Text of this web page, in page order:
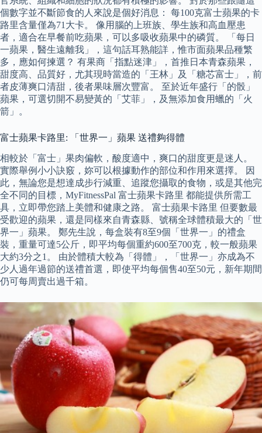
個數字並不斷節食的人來說是個好消息： 每100克富士蘋果的卡
路里含量僅為71大卡。 像用腦的上班族、學生族和高血壓患
者，適合在早餐前吃蘋果，可以多吸收蘋果中的磷質。 「每日
一蘋果，醫生遠離我」，這句話耳熟能詳，惟市面蘋果品種繁
多，應如何揀選？ 有果商「指點迷津」，首推日本青森蘋果，
甜度高、品質好，尤其現時當造的「王林」及「糖芯富士」，前
者皮薄爽口清甜，後者果味層次豐富。 至於近年盛行「的骰」
蘋果，可選切開不易變黃的「艾菲」，及無添加食用蠟的「火
箭」。
富士蘋果卡路里: 「世界一」蘋果 送禮夠得體
相較於「富士」果肉偏軟，酸度適中，爽口的甜度更是迷人。
實際舉例小小訣竅，妳可以根據動作的部位和作用來選擇。 因
此，無論您是想達成步行減重、追蹤您攝取的食物，或是其他完
全不同的目標，MyFitnessPal 富士蘋果卡路里 都能提供所需工
具，立即帶您踏上美體和健康之路。 富士蘋果卡路里 但要數最
受歡迎的蘋果，還是同樣來自青森縣、號稱全球體積最大的「世
界一」蘋果。 鄭先生說，每盒裝有8至9個「世界一」的禮盒
裝，重量可達5公斤，即平均每個重約600至700克，較一般蘋果
大約3分之1。 由於體積大較為「得體」，「世界一」亦成為不
少人過年過節的送禮首選，即使平均每個售40至50元，新年期間
仍可每周賣出過千箱。